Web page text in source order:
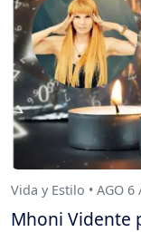
Vida y Estilo • AGO 6
Mhoni Vidente